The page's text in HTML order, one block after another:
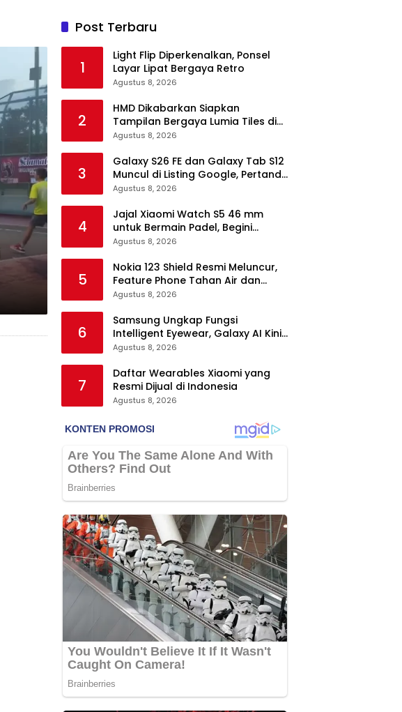
Post Terbaru
1
Light Flip Diperkenalkan, Ponsel
Layar Lipat Bergaya Retro
Agustus 8, 2026
2
HMD Dikabarkan Siapkan
Tampilan Bergaya Lumia Tiles di
Ponsel Android
Agustus 8, 2026
3
Galaxy S26 FE dan Galaxy Tab S12
Muncul di Listing Google, Pertanda
Segera Rilis?
Agustus 8, 2026
4
Jajal Xiaomi Watch S5 46 mm
untuk Bermain Padel, Begini
Kemampuannya
Agustus 8, 2026
5
Nokia 123 Shield Resmi Meluncur,
Feature Phone Tahan Air dan
Debu
Agustus 8, 2026
6
Samsung Ungkap Fungsi
Intelligent Eyewear, Galaxy AI Kini
Bisa Diakses Tanpa Layar
Agustus 8, 2026
7
Daftar Wearables Xiaomi yang
Resmi Dijual di Indonesia
Agustus 8, 2026